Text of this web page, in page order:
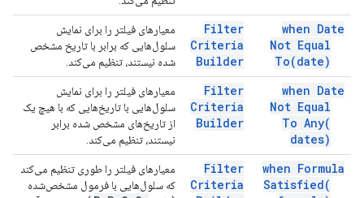
when Date
Not Equal
To(date)
Filter
Criteria
Builder
معیارهای فیلتر را برای نمایش
سلول‌هایی که برابر با تاریخ مشخص
شده نیستند، تنظیم می‌کند.
when Date
Not Equal
To Any(
dates)
Filter
Criteria
Builder
معیارهای فیلتر را برای نمایش
سلول‌هایی با تاریخ‌هایی که با هیچ یک
از تاریخ‌های مشخص شده برابر
نیستند، تنظیم می‌کند.
when Formula
Satisfied(
Filter
Criteria
معیارهای فیلتر را طوری تنظیم می‌کند
که سلول‌هایی با فرمول مشخص‌شده